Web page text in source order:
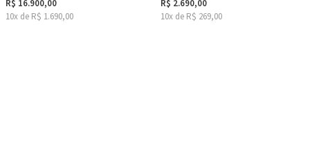
R$ 16.900,00
10x de R$ 1.690,00
R$ 2.690,00
10x de R$ 269,00